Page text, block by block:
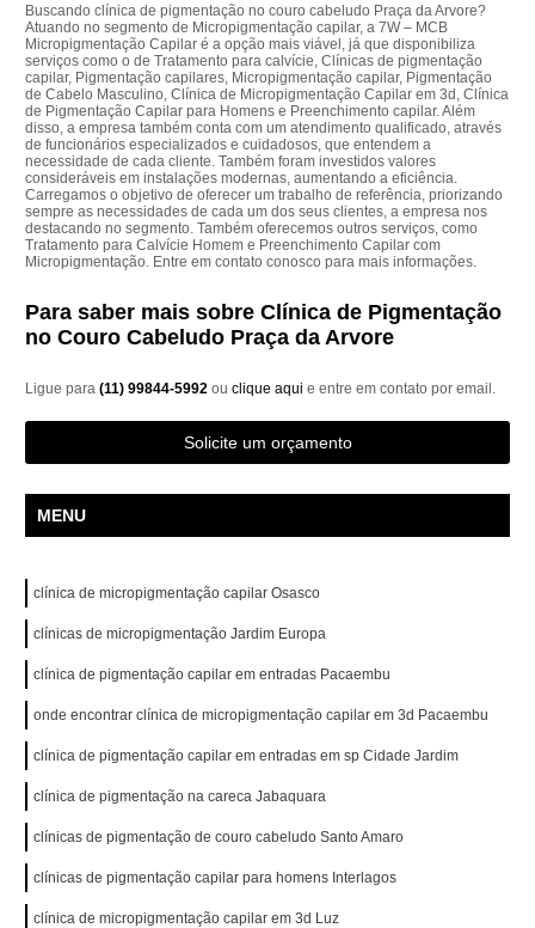
Buscando clínica de pigmentação no couro cabeludo Praça da Arvore?
Atuando no segmento de Micropigmentação capilar, a 7W – MCB
Micropigmentação Capilar é a opção mais viável, já que disponibiliza
serviços como o de Tratamento para calvície, Clínicas de pigmentação
capilar, Pigmentação capilares, Micropigmentação capilar, Pigmentação
de Cabelo Masculino, Clínica de Micropigmentação Capilar em 3d, Clínica
de Pigmentação Capilar para Homens e Preenchimento capilar. Além
disso, a empresa também conta com um atendimento qualificado, através
de funcionários especializados e cuidadosos, que entendem a
necessidade de cada cliente. Também foram investidos valores
consideráveis em instalações modernas, aumentando a eficiência.
Carregamos o objetivo de oferecer um trabalho de referência, priorizando
sempre as necessidades de cada um dos seus clientes, a empresa nos
destacando no segmento. Também oferecemos outros serviços, como
Tratamento para Calvície Homem e Preenchimento Capilar com
Micropigmentação. Entre em contato conosco para mais informações.
Para saber mais sobre Clínica de Pigmentação
no Couro Cabeludo Praça da Arvore
Ligue para(11) 99844-5992ouclique aqui e entre em contato por email.
Solicite um orçamento
MENU
clínica de micropigmentação capilar Osasco
clínicas de micropigmentação Jardim Europa
clínica de pigmentação capilar em entradas Pacaembu
onde encontrar clínica de micropigmentação capilar em 3d Pacaembu
clínica de pigmentação capilar em entradas em sp Cidade Jardim
clínica de pigmentação na careca Jabaquara
clínicas de pigmentação de couro cabeludo Santo Amaro
clínicas de pigmentação capilar para homens Interlagos
clínica de micropigmentação capilar em 3d Luz